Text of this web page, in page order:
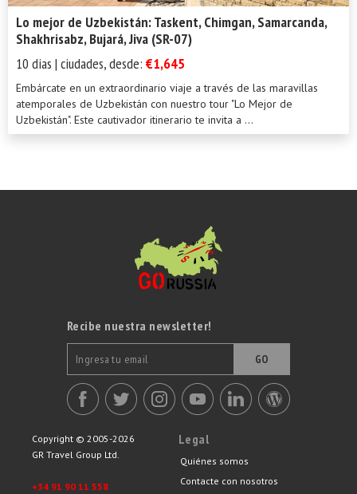
Lo mejor de Uzbekistán: Taskent, Chimgan, Samarcanda,
Shakhrisabz, Bujará, Jiva (SR-07)
10 dias | ciudades, desde:€1,645
Embárcate en un extraordinario viaje a través de las maravillas
atemporales de Uzbekistán con nuestro tour "Lo Mejor de
Uzbekistán". Este cautivador itinerario te invita a ...
Recibe nuestra newsletter!
GO
Copyright © 2005-2026
GR Travel Group Ltd.
+34 91 90 11 558
Legal
Quiénes somos
Contacte con nosotros